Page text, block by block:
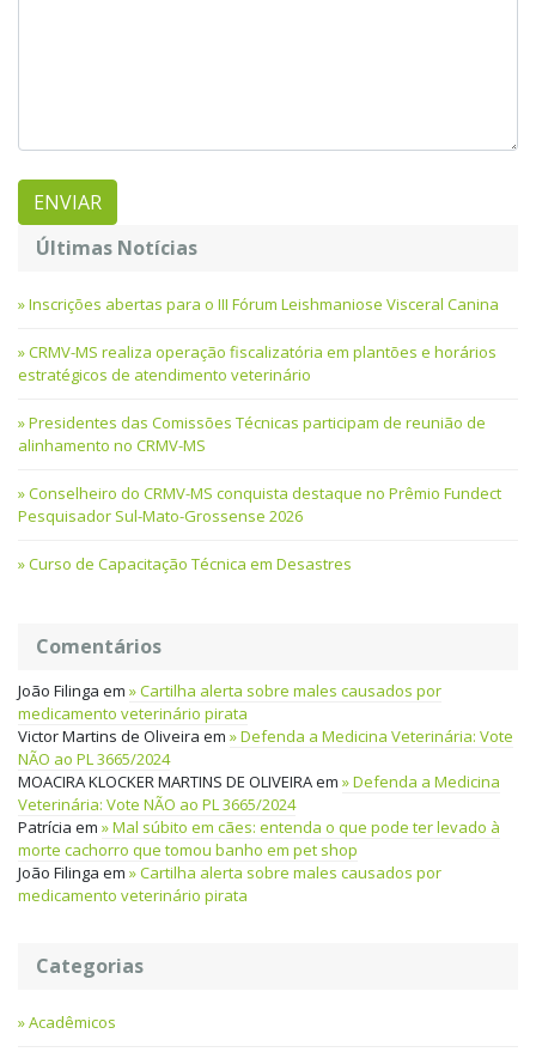
Últimas Notícias
Inscrições abertas para o III Fórum Leishmaniose Visceral Canina
CRMV-MS realiza operação fiscalizatória em plantões e horários
estratégicos de atendimento veterinário
Presidentes das Comissões Técnicas participam de reunião de
alinhamento no CRMV-MS
Conselheiro do CRMV-MS conquista destaque no Prêmio Fundect
Pesquisador Sul-Mato-Grossense 2026
Curso de Capacitação Técnica em Desastres
Comentários
João Filinga em
Cartilha alerta sobre males causados por
medicamento veterinário pirata
Victor Martins de Oliveira em
Defenda a Medicina Veterinária: Vote
NÃO ao PL 3665/2024
MOACIRA KLOCKER MARTINS DE OLIVEIRAem
Defenda a Medicina
Veterinária: Vote NÃO ao PL 3665/2024
Patrícia em
Mal súbito em cães: entenda o que pode ter levado à
morte cachorro que tomou banho em pet shop
João Filinga em
Cartilha alerta sobre males causados por
medicamento veterinário pirata
Categorias
Acadêmicos